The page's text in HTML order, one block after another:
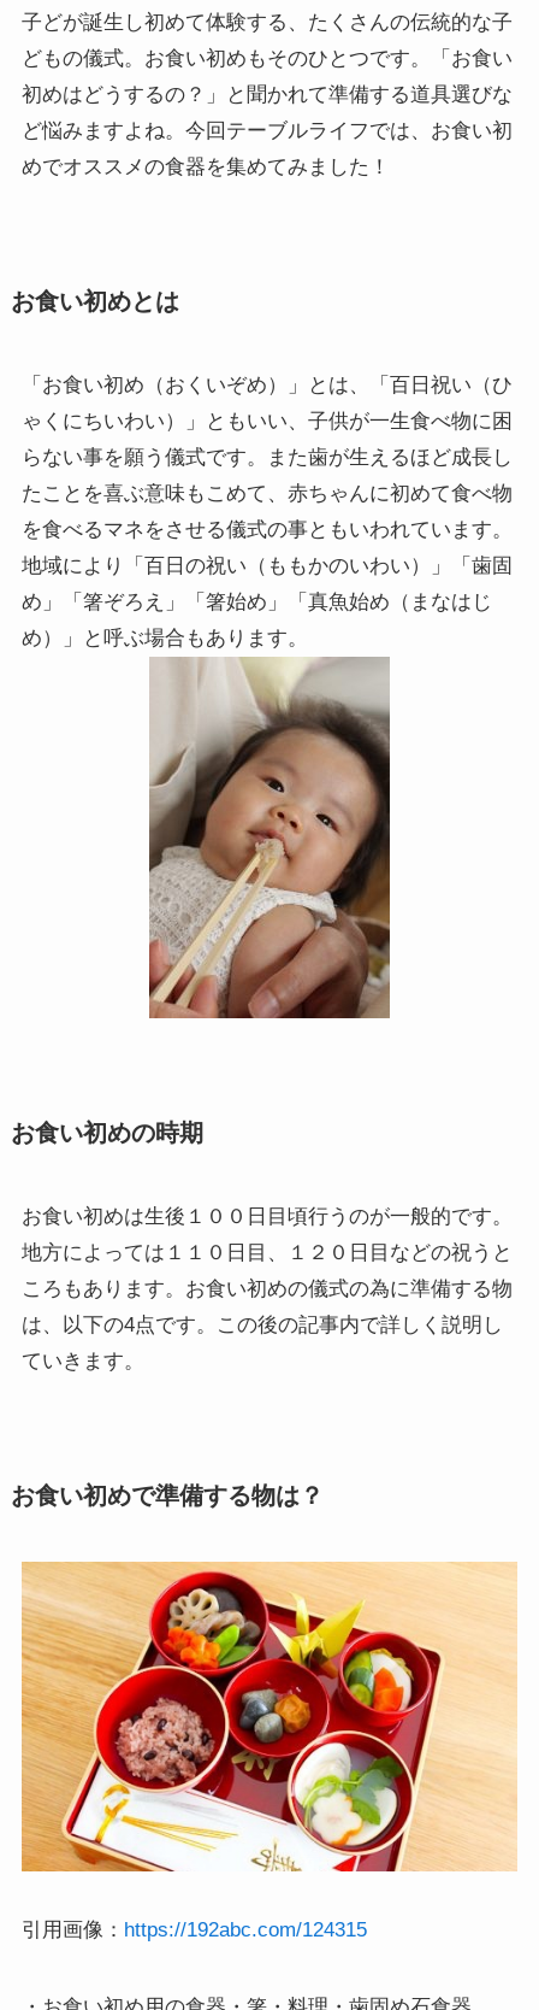
子どが誕生し初めて体験する、たくさんの伝統的な子
どもの儀式。お食い初めもそのひとつです。「お食い
初めはどうするの？」と聞かれて準備する道具選びな
ど悩みますよね。今回テーブルライフでは、お食い初
めでオススメの食器を集めてみました！
お食い初めとは
「お食い初め（おくいぞめ）」とは、「百日祝い（ひ
ゃくにちいわい）」ともいい、子供が一生食べ物に困
らない事を願う儀式です。また歯が生えるほど成長し
たことを喜ぶ意味もこめて、赤ちゃんに初めて食べ物
を食べるマネをさせる儀式の事ともいわれています。
地域により「百日の祝い（ももかのいわい）」「歯固
め」「箸ぞろえ」「箸始め」「真魚始め（まなはじ
め）」と呼ぶ場合もあります。
お食い初めの時期
お食い初めは生後１００日目頃行うのが一般的です。
地方によっては１１０日目、１２０日目などの祝うと
ころもあります。お食い初めの儀式の為に準備する物
は、以下の4点です。この後の記事内で詳しく説明し
ていきます。
お食い初めで準備する物は？
引用画像： https://192abc.com/124315